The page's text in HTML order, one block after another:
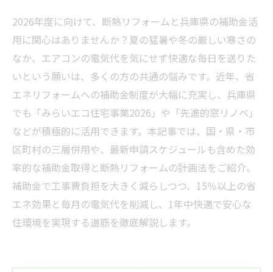
2026年度に向けて、断熱リフォームと兵庫県の補助金活
用に関心はありませんか？夏の猛暑や冬の厳しい寒さの
なか、エアコンの電気代を気にせず快適な毎日を送りた
いという願いは、多くの方の共通の悩みです。近年、省
エネリフォームへの補助金制度が大幅に充実し、兵庫県
でも「みらいエコ住宅事業2026」や「先進的窓リノベ」
などが積極的に活用できます。本記事では、国・県・市
区町村の三層併用や、最新申請スケジュールも含めた効
率的な補助金取得と断熱リフォームの計画法をご紹介。
補助金で工事費負担を大きく減らしつつ、15％以上の省
エネ効果と毎月の電気代を削減し、1年中快適で安心な
住環境を実現する道筋を徹底解説します。